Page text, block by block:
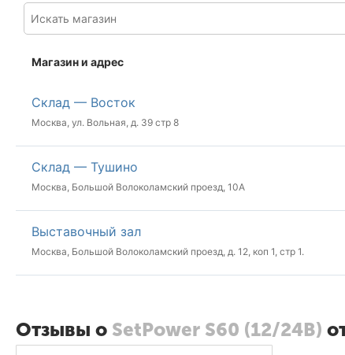
Магазин и адрес
Склад — Восток
Москва, ул. Вольная, д. 39 стр 8
Склад — Тушино
Москва, Большой Волоколамский проезд, 10А
Выставочный зал
Москва, Большой Волоколамский проезд, д. 12, коп 1, стр 1.
Отзывы о SetPower S60 (12/24В)